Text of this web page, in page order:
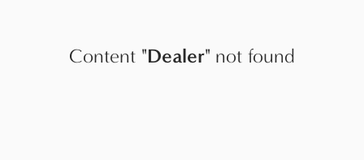
Content "Dealer" not found